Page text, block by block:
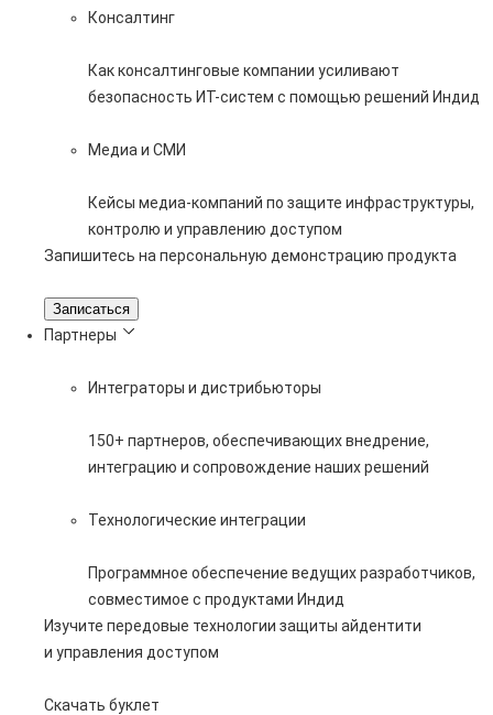
Консалтинг
Как консалтинговые компании усиливают
безопасность ИТ-систем с помощью решений Индид
Медиа и СМИ
Кейсы медиа-компаний по защите инфраструктуры,
контролю и управлению доступом
Запишитесь на персональную демонстрацию продукта
Записаться
Партнеры
Интеграторы и дистрибьюторы
150+ партнеров, обеспечивающих внедрение,
интеграцию и сопровождение наших решений
Технологические интеграции
Программное обеспечение ведущих разработчиков,
совместимое с продуктами Индид
Изучите передовые технологии защиты айдентити
и управления доступом
Скачать буклет